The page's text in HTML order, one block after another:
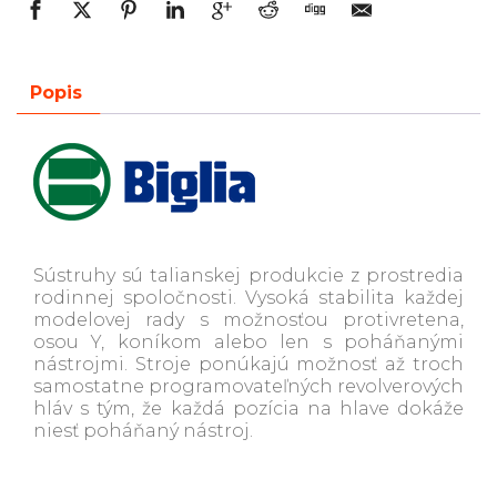
Popis
Sústruhy sú talianskej produkcie z prostredia
rodinnej spoločnosti. Vysoká stabilita každej
modelovej rady s možnosťou protivretena,
osou Y, koníkom alebo len s poháňanými
nástrojmi. Stroje ponúkajú možnosť až troch
samostatne programovateľných revolverových
hláv s tým, že každá pozícia na hlave dokáže
niesť poháňaný nástroj.